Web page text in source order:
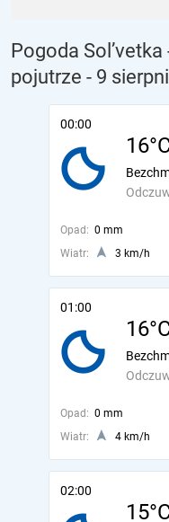
Pogoda
pojutrze - 9
00:00
Opad: 0 mm
Wiatr:
3 km/h
01:00
Opad: 0 mm
Wiatr:
4 km/h
02:00